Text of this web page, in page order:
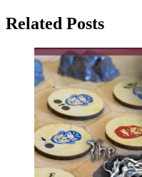
Related Posts